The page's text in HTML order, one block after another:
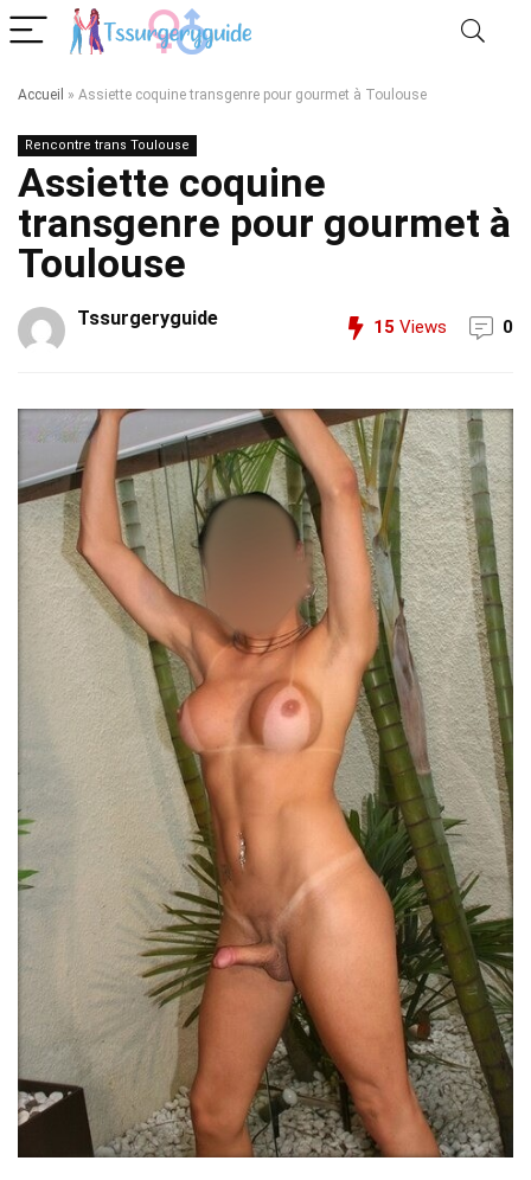
Accueil » Assiette coquine transgenre pour gourmet à Toulouse
Rencontre trans Toulouse
Assiette coquine
transgenre pour gourmet à
Toulouse
Tssurgeryguide 15 Views 0